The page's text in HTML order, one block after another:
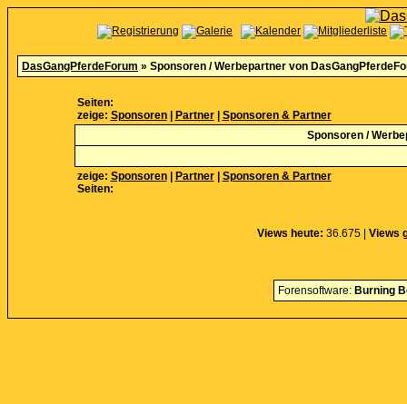
DasGangPferdeForum » Sponsoren / Werbepartner von
Seiten:
zeige: Sponsoren| Partner| Sponsoren & Partner
Sponsoren /
zeige: Sponsoren| Partner| Sponsoren & Partner
Seiten:
Views heute: 36.675 | Views
Forensoftware: Burning